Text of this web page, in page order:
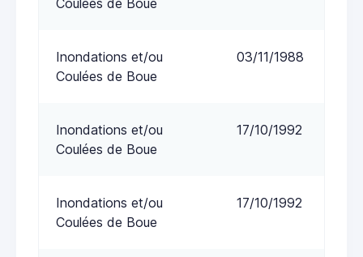
Inondations et/ou
Coulées de Boue
03/11/1988
Inondations et/ou
Coulées de Boue
17/10/1992
Inondations et/ou
Coulées de Boue
17/10/1992